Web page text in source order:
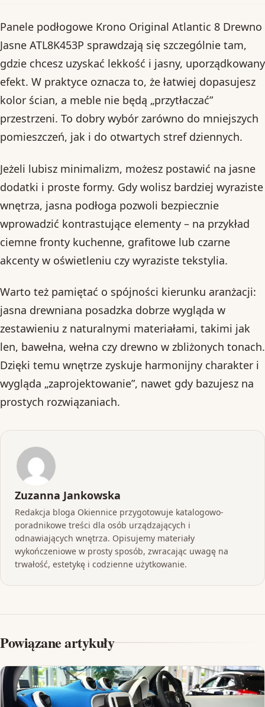
Panele podłogowe Krono Original Atlantic 8 Drewno
Jasne ATL8K453P sprawdzają się szczególnie tam,
gdzie chcesz uzyskać lekkość i jasny, uporządkowany
efekt. W praktyce oznacza to, że łatwiej dopasujesz
kolor ścian, a meble nie będą „przytłaczać”
przestrzeni. To dobry wybór zarówno do mniejszych
pomieszczeń, jak i do otwartych stref dziennych.
Jeżeli lubisz minimalizm, możesz postawić na jasne
dodatki i proste formy. Gdy wolisz bardziej wyraziste
wnętrza, jasna podłoga pozwoli bezpiecznie
wprowadzić kontrastujące elementy – na przykład
ciemne fronty kuchenne, grafitowe lub czarne
akcenty w oświetleniu czy wyraziste tekstylia.
Warto też pamiętać o spójności kierunku aranżacji:
jasna drewniana posadzka dobrze wygląda w
zestawieniu z naturalnymi materiałami, takimi jak
len, bawełna, wełna czy drewno w zbliżonych tonach.
Dzięki temu wnętrze zyskuje harmonijny charakter i
wygląda „zaprojektowanie”, nawet gdy bazujesz na
prostych rozwiązaniach.
Zuzanna Jankowska
Redakcja bloga Okiennice przygotowuje katalogowo-
poradnikowe treści dla osób urządzających i
odnawiających wnętrza. Opisujemy materiały
wykończeniowe w prosty sposób, zwracając uwagę na
trwałość, estetykę i codzienne użytkowanie.
Powiązane artykuły